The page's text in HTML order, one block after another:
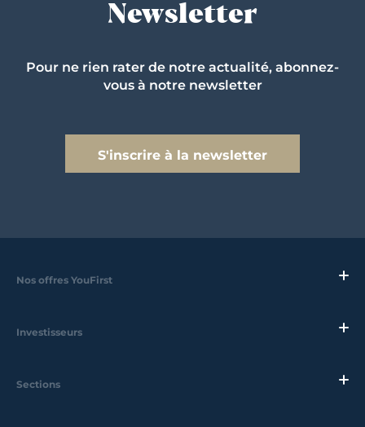
Newsletter
Pour ne rien rater de notre actualité, abonnez-
vous à notre newsletter
S'inscrire à la newsletter
Nos offres YouFirst
Investisseurs
Sections